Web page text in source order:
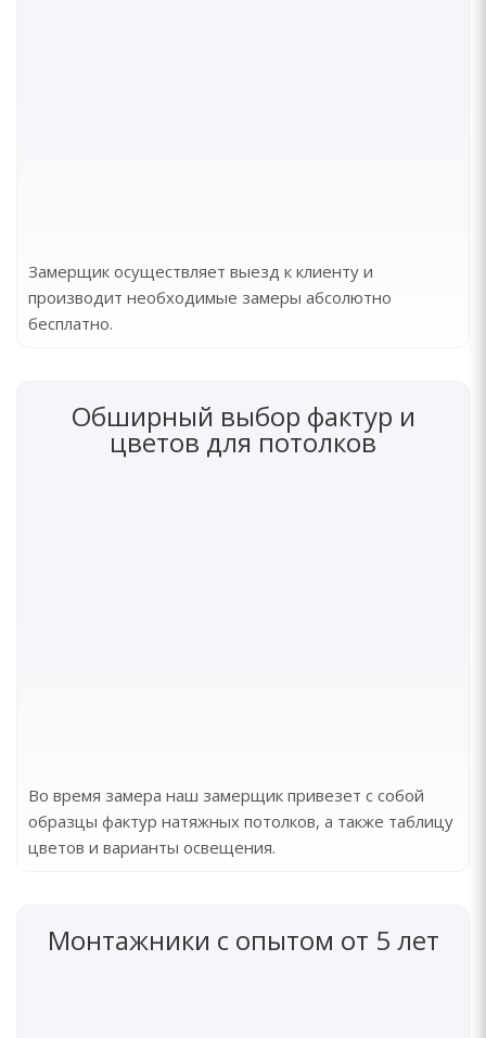
Замерщик осуществляет выезд к клиенту и
производит необходимые замеры абсолютно
бесплатно.
Обширный выбор фактур и
цветов для потолков
Во время замера наш замерщик привезет с собой
образцы фактур натяжных потолков, а также таблицу
цветов и варианты освещения.
Монтажники с опытом от 5 лет